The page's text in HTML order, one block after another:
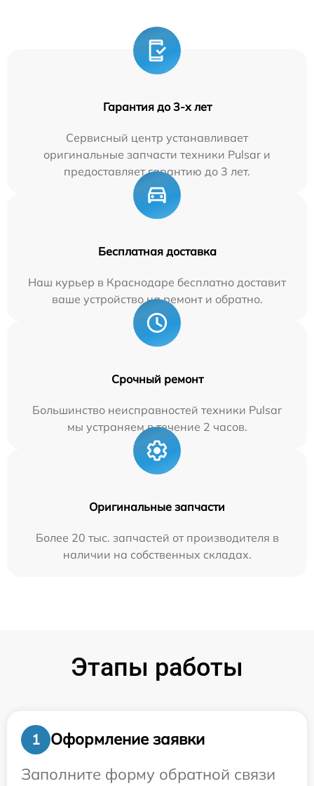
Гарантия до 3-х лет
Сервисный центр устанавливает
оригинальные запчасти техники Pulsar и
предоставляет гарантию до 3 лет.
Бесплатная доставка
Наш курьер в Краснодаре бесплатно доставит
ваше устройство на ремонт и обратно.
Срочный ремонт
Большинство неисправностей техники Pulsar
мы устраняем в течение 2 часов.
Оригинальные запчасти
Более 20 тыс. запчастей от производителя в
наличии на собственных складах.
Этапы работы
1
Оформление заявки
Заполните форму обратной связи